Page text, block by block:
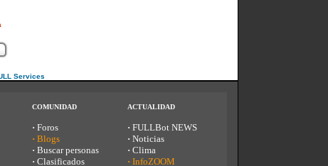
Services
COMUNIDAD
· Foros
· Blogs
· Buscar personas
· Clasificados
ACTUALIDAD
· FULLBot NEWS
· Noticias
· Clima
· InfoZOOM